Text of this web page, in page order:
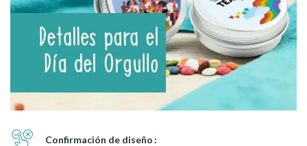
Confirmación de diseño